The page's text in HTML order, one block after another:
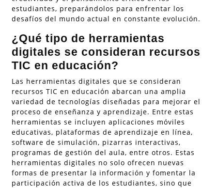
estudiantes, preparándolos para enfrentar los
desafíos del mundo actual en constante evolución.
¿Qué tipo de herramientas
digitales se consideran recursos
TIC en educación?
Las herramientas digitales que se consideran
recursos TIC en educación abarcan una amplia
variedad de tecnologías diseñadas para mejorar el
proceso de enseñanza y aprendizaje. Entre estas
herramientas se incluyen aplicaciones móviles
educativas, plataformas de aprendizaje en línea,
software de simulación, pizarras interactivas,
programas de gestión del aula, entre otros. Estas
herramientas digitales no solo ofrecen nuevas
formas de presentar la información y fomentar la
participación activa de los estudiantes, sino que